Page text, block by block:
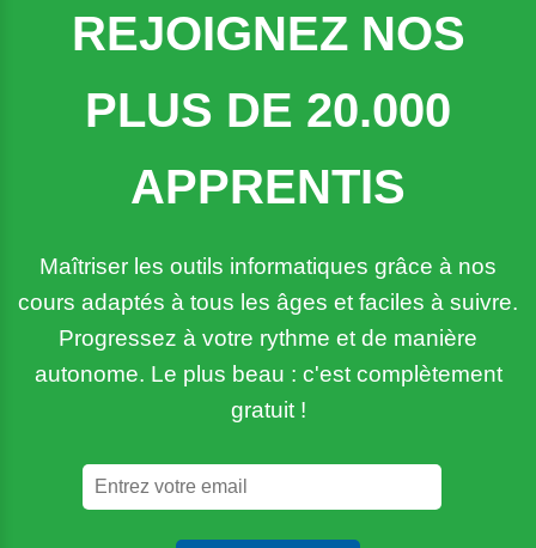
REJOIGNEZ NOS
PLUS DE 20.000
APPRENTIS
Maîtriser les outils informatiques grâce à nos
cours adaptés à tous les âges et faciles à suivre.
Progressez à votre rythme et de manière
autonome. Le plus beau : c'est complètement
gratuit !